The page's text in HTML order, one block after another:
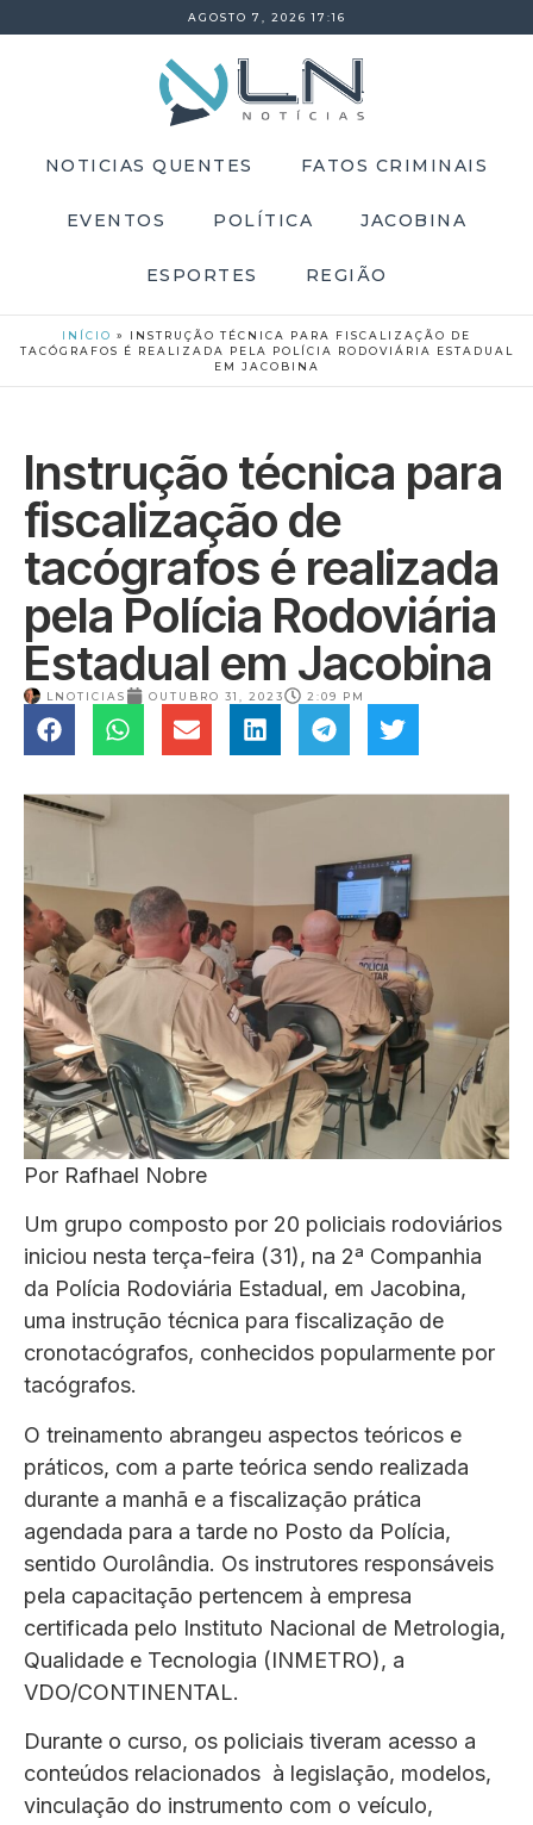
AGOSTO 7, 2026 17:16
NOTICIAS QUENTES FATOS CRIMINAIS
EVENTOS POLÍTICA JACOBINA
ESPORTES REGIÃO
INÍCIO » INSTRUÇÃO TÉCNICA PARA FISCALIZAÇÃO DE
TACÓGRAFOS É REALIZADA PELA POLÍCIA RODOVIÁRIA ESTADUAL
EM JACOBINA
Instrução técnica para
fiscalização de
tacógrafos é realizada
pela Polícia Rodoviária
Estadual em Jacobina
LNOTICIAS OUTUBRO 31, 2023 2:09 PM
Por Rafhael Nobre
Um grupo composto por 20 policiais rodoviários
iniciou nesta terça-feira (31), na 2ª Companhia
da Polícia Rodoviária Estadual, em Jacobina,
uma instrução técnica para fiscalização de
cronotacógrafos, conhecidos popularmente por
tacógrafos.
O treinamento abrangeu aspectos teóricos e
práticos, com a parte teórica sendo realizada
durante a manhã e a fiscalização prática
agendada para a tarde no Posto da Polícia,
sentido Ourolândia. Os instrutores responsáveis ​​
pela capacitação pertencem à empresa
certificada pelo Instituto Nacional de Metrologia,
Qualidade e Tecnologia (INMETRO), a
VDO/CONTINENTAL.
Durante o curso, os policiais tiveram acesso a
conteúdos relacionados à legislação, modelos,
vinculação do instrumento com o veículo,